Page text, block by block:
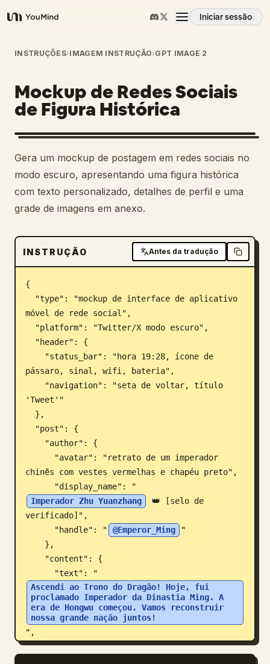
YouMind
Iniciar sessão
Visão geral
Casos de uso
Habilidades
Prompts
Preços
Transferir
Blogue
Atualizações
INSTRUÇÕES›IMAGEM INSTRUÇÃO›GPT IMAGE 2
Mockup de Redes Sociais
de Figura Histórica
Gera um mockup de postagem em redes sociais no
modo escuro, apresentando uma figura histórica
com texto personalizado, detalhes de perfil e uma
grade de imagens em anexo.
INSTRUÇÃO Antes da tradução
{
móvel de rede social",
pássaro, sinal, wifi, bateria",
'Tweet'"
chinês com vestes vermelhas e chapéu preto",
      "display_name": "
Imperador Zhu Yuanzhang
👑 [selo de
verificado]",
      "handle": "
@Emperor_Ming
"
      "text": "
Ascendi ao Trono do Dragão! Hoje, fui
proclamado Imperador da Dinastia Ming. A
era de Hongwu começou. Vamos reconstruir
nossa grande nação juntos!
",
      "hashtags": "#DinastiaMing #EraHongwu